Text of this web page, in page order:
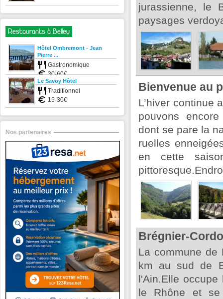
jurassienne, le
paysages
Bienvenue au
L’hiver continue
pouvons
dont se pare la
ruelles
en cette
Brégnier-
La commune de
km au sud de
l'Ain.Elle
le Rhône et
Restaurants à Belley
Hôtel Ombremont - Jean
Pierre ...
Gastronomique
30-60€
Le Savoy Hôtel
Traditionnel
15-30€
Nos partenaires